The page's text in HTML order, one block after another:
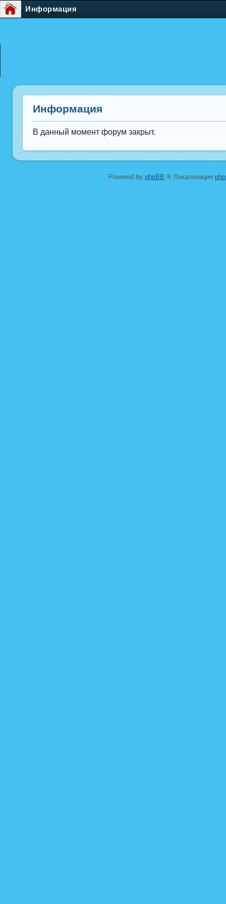
Информация
Информация
В данный момент форум закрыт.
Powered by phpBB ® Локализация